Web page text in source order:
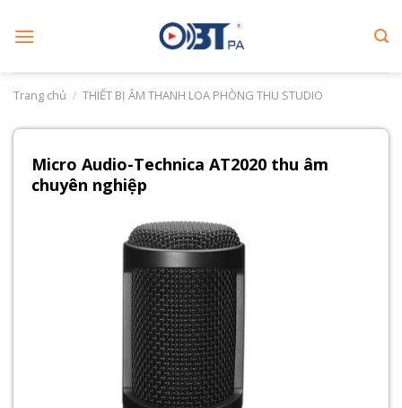
Trang chủ / THIẾT BỊ ÂM THANH LOA PHÒNG THU STUDIO
Micro Audio-Technica AT2020 thu âm
chuyên nghiệp